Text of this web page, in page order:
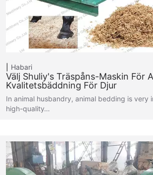
Habari
Välj Shuliy's Träspåns-Maskin För
Kvalitetsbäddning För Djur
In animal husbandry, animal bedding is very
high-quality…